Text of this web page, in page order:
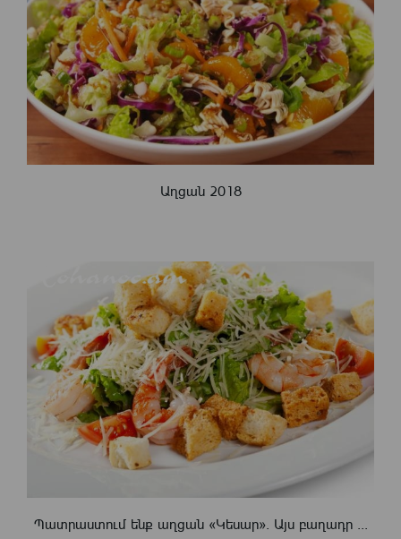
Աղցան 2018
Պատրաստում ենք աղցան «Կեսար». Այս բաղադր ...